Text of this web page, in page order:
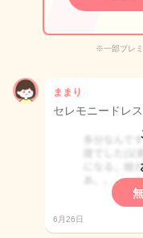
※一部プレ
ままり
セレモニードレ
6月26日